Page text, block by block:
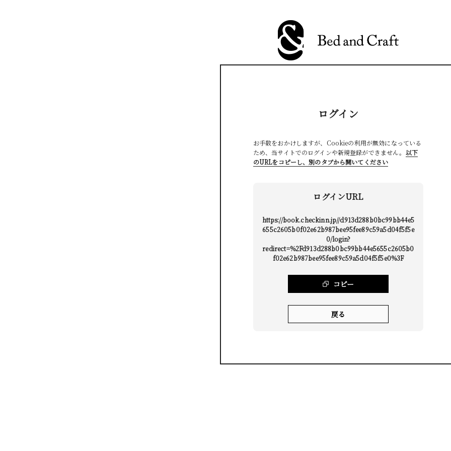
ログイン
お手数をおかけしますが、Cookieの利用が無効になっている
ため、当サイトでのログインや新規登録ができません。 以下
のURLをコピーし、別のタブから開いてください
ログインURL
https://book.checkinn.jp//d913d288b0bc99bb44e5
655c2605b0f02e62b987bee95fee89c59a5d04f5f5e
0/login?
redirect=%2Fd913d288b0bc99bb44e5655c2605b0
f02e62b987bee95fee89c59a5d04f5f5e0%3F
コピー
戻る